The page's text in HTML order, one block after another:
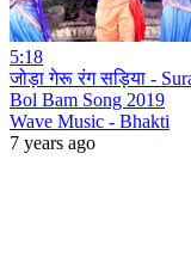
5:18
जोड़ा गेरू रंग सड़िया -
Bol Bam Song 2019
Wave Music - Bhakti
7 years ago